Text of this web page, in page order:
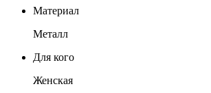
Материал
Металл
Для кого
Женская